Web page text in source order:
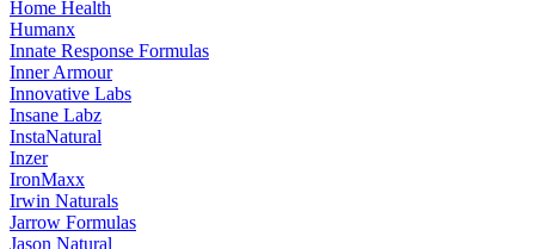
Home Health
Humanx
Innate Response Formulas
Inner Armour
Innovative Labs
Insane Labz
InstaNatural
Inzer
IronMaxx
Irwin Naturals
Jarrow Formulas
Jason Natural